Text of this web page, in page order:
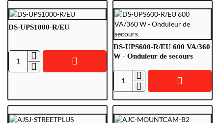
1M
10
Gbit/s
16
MP
WIT
DS-UPS1000-R/EU
DS-
DS-UPS600-R/EU 600 VA/360
W - Onduleur de secours
DS-
R/EU
600